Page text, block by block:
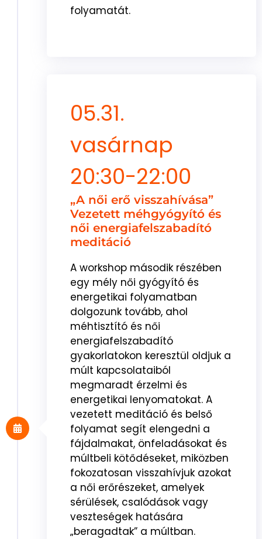
folyamatát.
05.31.
vasárnap
20:30-22:00
„A női erő visszahívása”
Vezetett méhgyógyító és
női energiafelszabadító
meditáció
A workshop második részében
egy mély női gyógyító és
energetikai folyamatban
dolgozunk tovább, ahol
méhtisztító és női
energiafelszabadító
gyakorlatokon keresztül oldjuk a
múlt kapcsolataiból
megmaradt érzelmi és
energetikai lenyomatokat. A
vezetett meditáció és belső
folyamat segít elengedni a
fájdalmakat, önfeladásokat és
múltbeli kötődéseket, miközben
fokozatosan visszahívjuk azokat
a női erőrészeket, amelyek
sérülések, csalódások vagy
veszteségek hatására
„beragadtak” a múltban.